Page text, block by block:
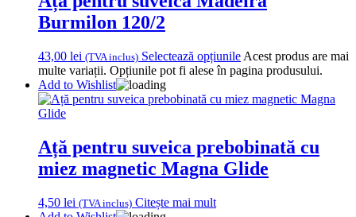
Burmilon 120/2
43,00 lei (TVA inclus) Selectează opțiunile Acest produs are mai
multe variații. Opțiunile pot fi alese în pagina produsului.
Add to Wishlist
Ață pentru suveica prebobinată cu
miez magnetic Magna Glide
4,50 lei (TVA inclus) Citește mai mult